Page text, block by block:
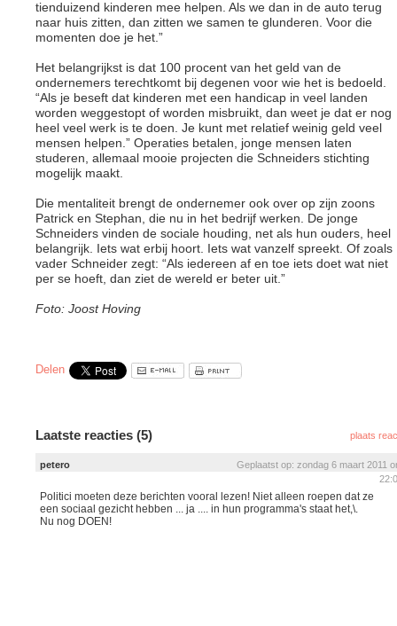
tienduizend kinderen mee helpen. Als we dan in de auto terug
naar huis zitten, dan zitten we samen te glunderen. Voor die
momenten doe je het.”
Het belangrijkst is dat 100 procent van het geld van de
ondernemers terechtkomt bij degenen voor wie het is bedoeld.
“Als je beseft dat kinderen met een handicap in veel landen
worden weggestopt of worden misbruikt, dan weet je dat er nog
heel veel werk is te doen. Je kunt met relatief weinig geld veel
mensen helpen.” Operaties betalen, jonge mensen laten
studeren, allemaal mooie projecten die Schneiders stichting
mogelijk maakt.
Die mentaliteit brengt de ondernemer ook over op zijn zoons
Patrick en Stephan, die nu in het bedrijf werken. De jonge
Schneiders vinden de sociale houding, net als hun ouders, heel
belangrijk. Iets wat erbij hoort. Iets wat vanzelf spreekt. Of zoals
vader Schneider zegt: “Als iedereen af en toe iets doet wat niet
per se hoeft, dan ziet de wereld er beter uit.”
Foto: Joost Hoving
Delen
Laatste reacties (5) plaats
petero
Geplaatst op: zondag 6 maart 2011
Politici moeten deze berichten vooral lezen! Niet alleen roepen dat ze
een sociaal gezicht hebben ... ja .... in hun programma's staat het,\.
Nu nog DOEN!